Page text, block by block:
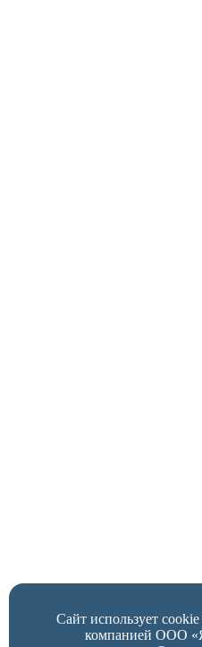
Сайт использует
компанией ООО